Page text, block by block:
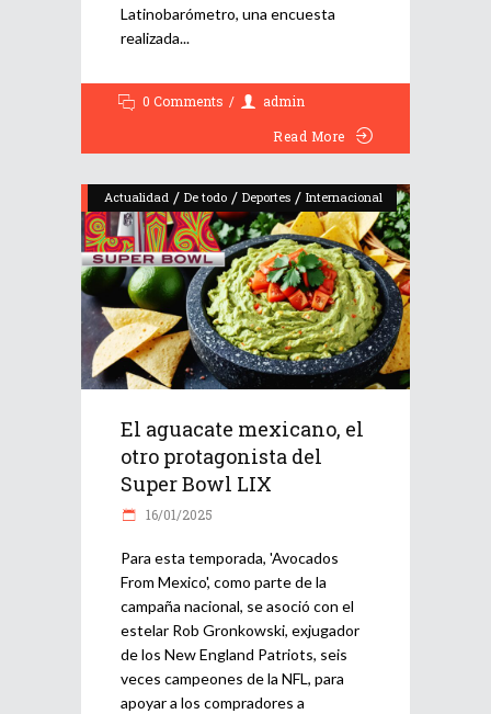
Latinobarómetro, una encuesta
realizada
0 Comments
admin
Read More
Actualidad / De todo / Deportes / Internacional
El aguacate mexicano, el
otro protagonista del
Super Bowl LIX
16/01/2025
Para esta temporada, 'Avocados
From Mexico', como parte de la
campaña nacional, se asoció con el
estelar Rob Gronkowski, exjugador
de los New England Patriots, seis
veces campeones de la NFL, para
apoyar a los compradores a